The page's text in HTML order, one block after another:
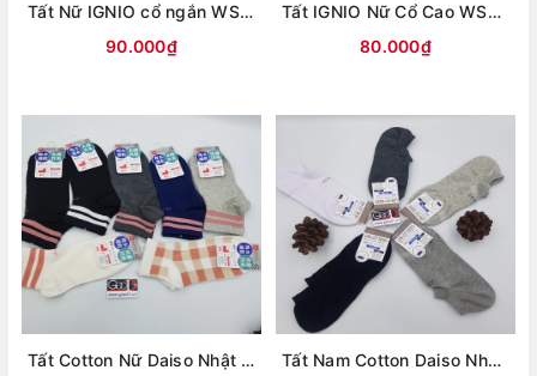
Tất Nữ IGNIO cổ ngắn WS09 - Tất Nhật Khử Mùi Công Nghệ Giữ Ấm
90.000₫
Tất IGNIO Nữ Cổ Cao WS08 Công Nghệ Nhật Bản
80.000₫
Tất Cotton Nữ Daiso Nhật Bản-Hàng Chính Hãng
Tất Nam Cotton Daiso Nhật Bản- Hàng chính hãng